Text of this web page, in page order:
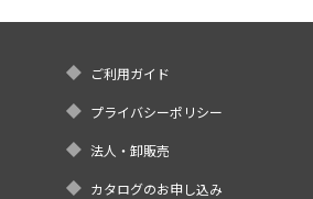
ご利用ガイド
プライバシーポリシー
法人・卸販売
カタログのお申し込み